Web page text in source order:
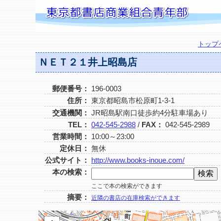
トッ
ＮＥＴ２１井上昭島店
郵便番号：
196-0003
住所： 東京都昭島市松原町1-3-1
交通機関： JR昭島駅南口徒歩約4分駐車場あり
TEL： 042-545-2988 / FAX： 042-545-2989
営業時間：
10:00～23:00
定休日： 無休
公式サイト：
http://www.books-inoue.com/
本の検索：
ここで本の検索ができます
摘要： 近隣の書店の在庫検索ができます